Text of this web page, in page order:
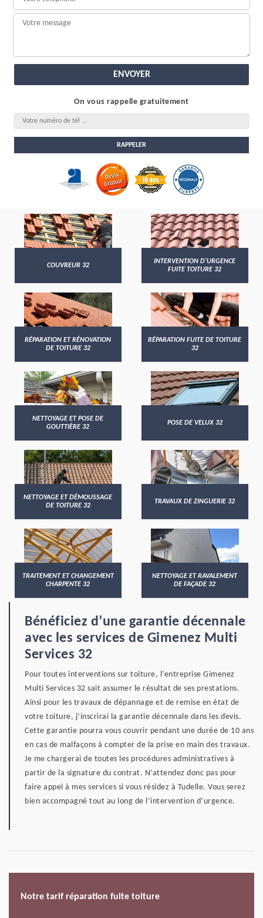
On vous rappelle gratuitement
COUVREUR 32
INTERVENTION D'URGENCE
FUITE TOITURE 32
RÉPARATION ET RÉNOVATION
DE TOITURE 32
RÉPARATION FUITE DE TOITURE
32
NETTOYAGE ET POSE DE
GOUTTIÈRE 32
POSE DE VELUX 32
NETTOYAGE ET DÉMOUSSAGE
DE TOITURE 32
TRAVAUX DE ZINGUERIE 32
TRAITEMENT ET CHANGEMENT
CHARPENTE 32
NETTOYAGE ET RAVALEMENT
DE FAÇADE 32
Bénéficiez d’une garantie décennale
avec les services de Gimenez Multi
Services 32
Pour toutes interventions sur toiture, l’entreprise Gimenez
Multi Services 32 sait assumer le résultat de ses prestations.
Ainsi pour les travaux de dépannage et de remise en état de
votre toiture, j’inscrirai la garantie décennale dans les devis.
Cette garantie pourra vous couvrir pendant une durée de 10 ans
en cas de malfaçons à compter de la prise en main des travaux.
Je me chargerai de toutes les procédures administratives à
partir de la signature du contrat. N’attendez donc pas pour
faire appel à mes services si vous résidez à Tudelle. Vous serez
bien accompagné tout au long de l’intervention d’urgence.
Notre tarif réparation fuite toiture